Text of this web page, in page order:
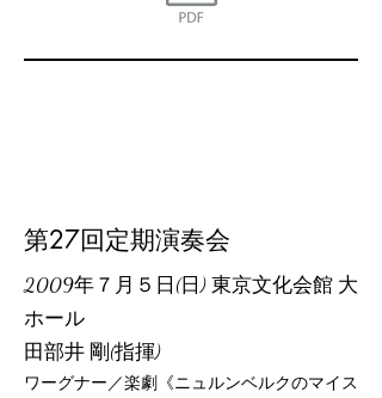
第27回定期演奏会
2009年７月５日(日) 東京文化会館 大
ホール
田部井 剛(指揮)
ワーグナー／楽劇《ニュルンベルクのマイス